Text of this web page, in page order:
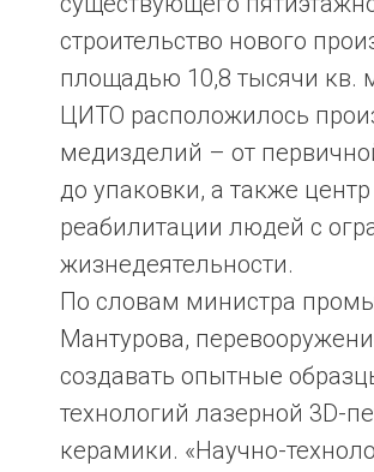
строительство нового
площадью 10,8 тысячи кв.
ЦИТО расположилось
медизделий – от
до упаковки, а также
реабилитации людей с
жизнедеятельности.
По словам министра
Мантурова,
создавать опытные
технологий лазерной 3D-
керамики. «Научно-